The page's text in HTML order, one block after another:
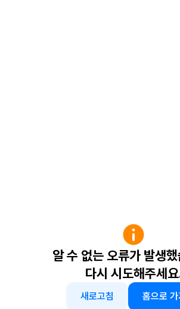
알 수 없는 오류가 발생
다시 시도해주세
새로고침 홈으로 가